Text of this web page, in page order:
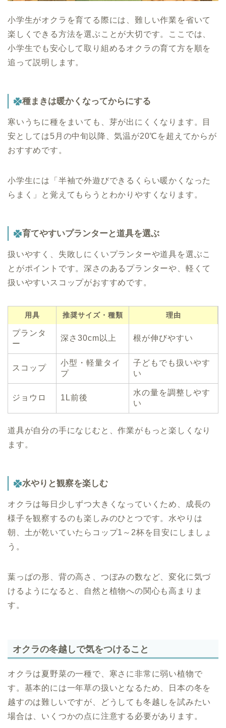
小学生がオクラを育てる際には、難しい作業を省いて
楽しくできる方法を選ぶことが大切です。ここでは、
小学生でも安心して取り組めるオクラの育て方を順を
追って説明します。
種まきは暖かくなってからにする
寒いうちに種をまいても、芽が出にくくなります。目
安としては5月の中旬以降、気温が20℃を超えてからが
おすすめです。
小学生には「半袖で外遊びできるくらい暖かくなった
らまく」と覚えてもらうとわかりやすくなります。
育てやすいプランターと道具を選ぶ
扱いやすく、失敗しにくいプランターや道具を選ぶこ
とがポイントです。深さのあるプランターや、軽くて
扱いやすいスコップがおすすめです。
用具 推奨サイズ・種類 理由
プランタ
ー
深さ30cm以上 根が伸びやすい
スコップ
小型・軽量タイ
プ
子どもでも扱いやす
い
ジョウロ 1L前後
水の量を調整しやす
い
道具が自分の手になじむと、作業がもっと楽しくなり
ます。
水やりと観察を楽しむ
オクラは毎日少しずつ大きくなっていくため、成長の
様子を観察するのも楽しみのひとつです。水やりは
朝、土が乾いていたらコップ1～2杯を目安にしましょ
う。
葉っぱの形、背の高さ、つぼみの数など、変化に気づ
けるようになると、自然と植物への関心も高まりま
す。
オクラの冬越しで気をつけること
オクラは夏野菜の一種で、寒さに非常に弱い植物で
す。基本的には一年草の扱いとなるため、日本の冬を
越すのは難しいですが、どうしても冬越しを試みたい
場合は、いくつかの点に注意する必要があります。